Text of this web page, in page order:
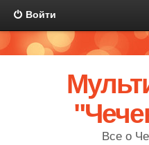
Войти
Все о